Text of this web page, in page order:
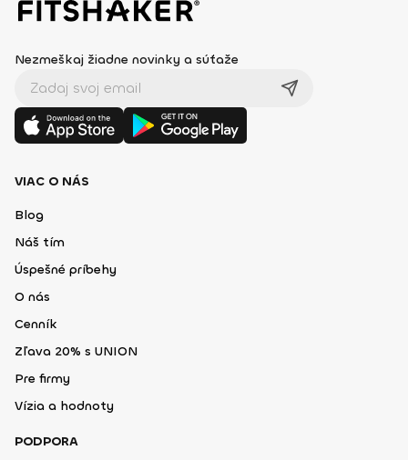
Nezmeškaj žiadne novinky a súťaže
VIAC O NÁS
Blog
Náš tím
Úspešné príbehy
O nás
Cenník
Zľava 20% s UNION
Pre firmy
Vízia a hodnoty
PODPORA